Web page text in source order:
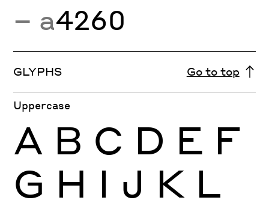
− a4260
GLYPHS Go to top
Uppercase
A B C D E F
G H I J K L